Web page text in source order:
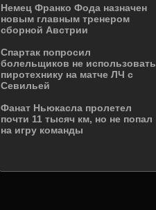
Немец Франко Фода назначен
новым главным тренером
сборной Австрии
Спартак попросил
болельщиков не использовать
пиротехнику на матче ЛЧ с
Севильей
Фанат Ньюкасла пролетел
почти 11 тысяч км, но не попал
на игру команды